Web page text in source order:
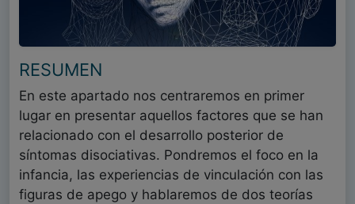
RESUMEN
En este apartado nos centraremos en primer
lugar en presentar aquellos factores que se han
relacionado con el desarrollo posterior de
síntomas disociativas. Pondremos el foco en la
infancia, las experiencias de vinculación con las
figuras de apego y hablaremos de dos teorías